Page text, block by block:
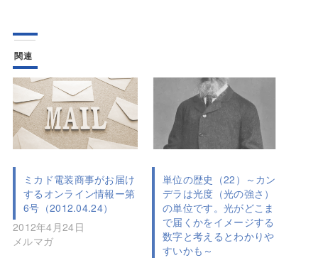
関連
ミカド電装商事がお届け
するオンライン情報ー第
6号（2012.04.24）
2012年4月24日
メルマガ
単位の歴史（22）～カン
デラは光度（光の強さ）
の単位です。光がどこま
で届くかをイメージする
数字と考えるとわかりや
すいかも～